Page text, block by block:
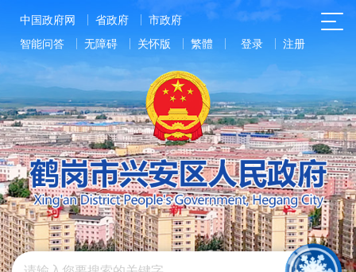
中国政府网 省政府
市政府
智能问答
无障碍 关怀版 繁體 登录 注册